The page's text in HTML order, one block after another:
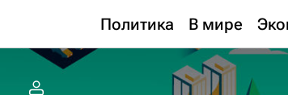
Политика В мире